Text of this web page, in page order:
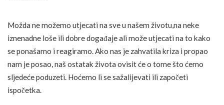
Možda ne možemo utjecati na sve u našem životu,na neke
iznenadne loše ili dobre događaje ali može utjecati na to kako
se ponašamo i reagiramo. Ako nas je zahvatila kriza i propao
nam je posao, naš ostatak života ovisit će o tome što ćemo
sljedeće poduzeti. Hoćemo li se sažalijevati ili započeti
ispočetka.